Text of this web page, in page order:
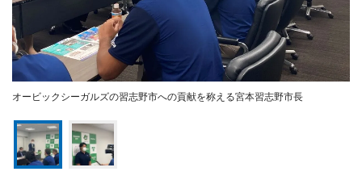
オービックシーガルズの習志野市への貢献を称える宮本習志野市長